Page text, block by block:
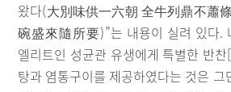
왔다(大別味供一六朝 全牛列鼎不蕭
碗盛來隨所要)”는 내용이 실려 있다.
엘리트인 성균관 유생에게 특별한 반
탕과 염통구이를 제공하였다는 것은 그